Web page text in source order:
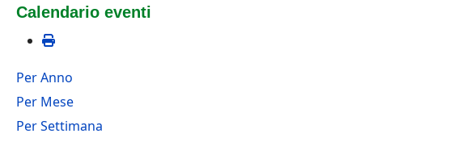
Calendario eventi
Per Anno
Per Mese
Per Settimana